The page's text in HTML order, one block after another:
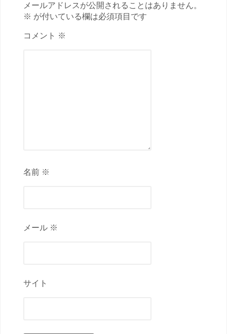
メールアドレスが公開されることはありません。
※ が付いている欄は必須項目です
コメント ※
名前 ※
メール ※
サイト